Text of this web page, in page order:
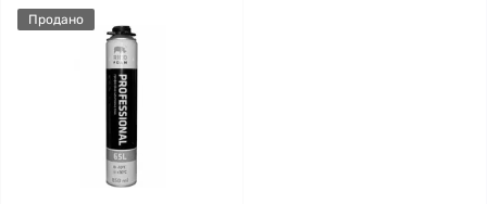
Продано